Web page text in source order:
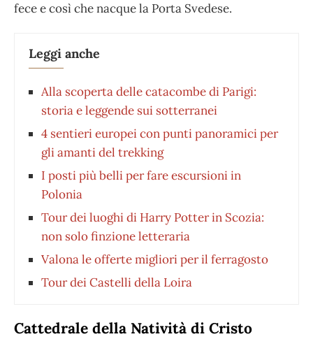
fece e così che nacque la Porta Svedese.
Leggi anche
Alla scoperta delle catacombe di Parigi:
storia e leggende sui sotterranei
4 sentieri europei con punti panoramici per
gli amanti del trekking
I posti più belli per fare escursioni in
Polonia
Tour dei luoghi di Harry Potter in Scozia:
non solo finzione letteraria
Valona le offerte migliori per il ferragosto
Tour dei Castelli della Loira
Cattedrale della Natività di Cristo